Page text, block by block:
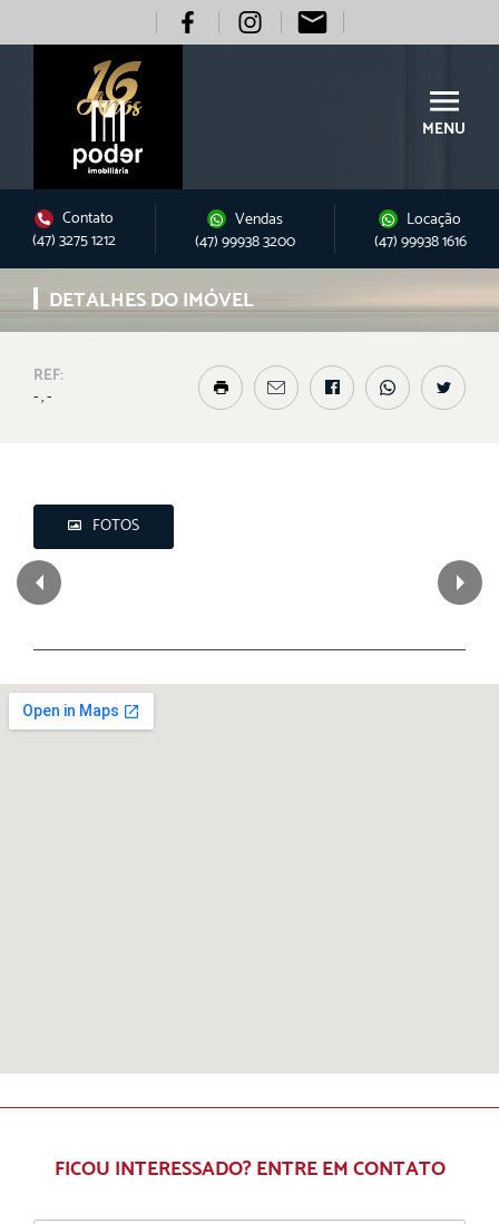
MENU
Contato
(47) 3275 1212
Vendas
(47) 99938 3200
Locação
(47) 99938 1616
DETALHES DO IMÓVEL
REF:
- , -
FOTOS
FICOU INTERESSADO? ENTRE EM CONTATO